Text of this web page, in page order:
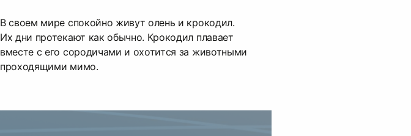
В своем мире спокойно живут олень и крокодил.
Их дни протекают как обычно. Крокодил плавает
вместе с его сородичами и охотится за животными
проходящими мимо.